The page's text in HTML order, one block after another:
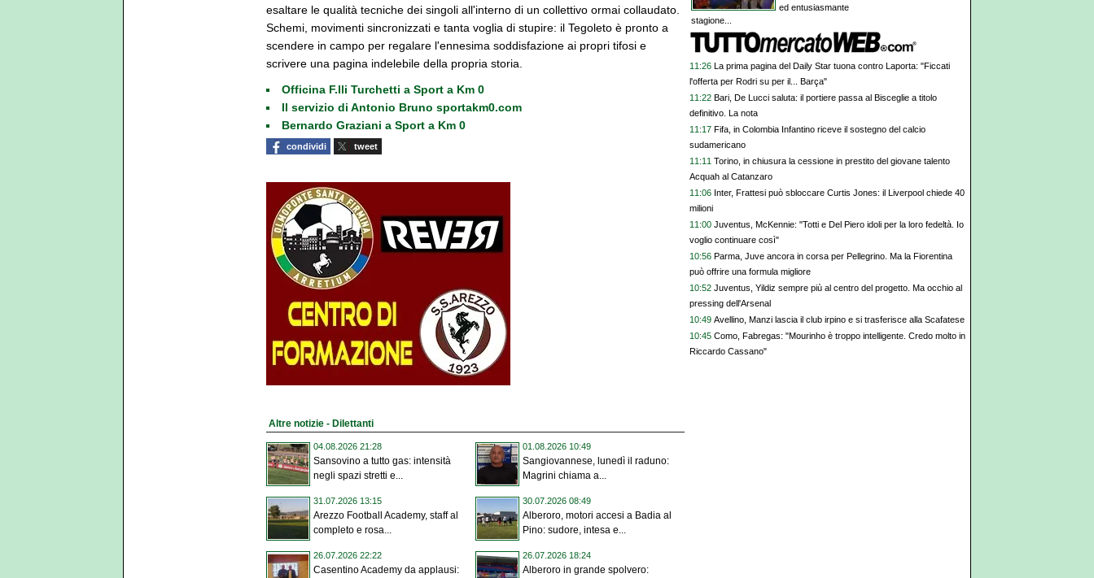
esaltare le qualità tecniche dei singoli all'interno di un collettivo ormai collaudato.
Schemi, movimenti sincronizzati e tanta voglia di stupire: il Tegoleto è pronto a
scendere in campo per regalare l'ennesima soddisfazione ai propri tifosi e
scrivere una pagina indelebile della propria storia.
Officina F.lli Turchetti a Sport a Km 0
Il servizio di Antonio Bruno sportakm0.com
Bernardo Graziani a Sport a Km 0
condividi tweet
Altre notizie - Dilettanti
04.08.2026 21:28
Sansovino a tutto gas: intensità
negli spazi stretti e...
01.08.2026 10:49
Sangiovannese, lunedì il raduno:
Magrini chiama a...
31.07.2026 13:15
Arezzo Football Academy, staff al
completo e rosa...
30.07.2026 08:49
Alberoro, motori accesi a Badia al
Pino: sudore, intesa e...
26.07.2026 22:22
Casentino Academy da applausi:
26.07.2026 18:24
Alberoro in grande spolvero:
ed entusiasmante
stagione...
11:26 La prima pagina del Daily Star tuona contro Laporta: "Ficcati
l'offerta per Rodri su per il... Barça"
11:22 Bari, De Lucci saluta: il portiere passa al Bisceglie a titolo
definitivo. La nota
11:17 Fifa, in Colombia Infantino riceve il sostegno del calcio
sudamericano
11:11 Torino, in chiusura la cessione in prestito del giovane talento
Acquah al Catanzaro
11:06 Inter, Frattesi può sbloccare Curtis Jones: il Liverpool chiede 40
milioni
11:00 Juventus, McKennie: "Totti e Del Piero idoli per la loro fedeltà. Io
voglio continuare così"
10:56 Parma, Juve ancora in corsa per Pellegrino. Ma la Fiorentina
può offrire una formula migliore
10:52 Juventus, Yildiz sempre più al centro del progetto. Ma occhio al
pressing dell'Arsenal
10:49 Avellino, Manzi lascia il club irpino e si trasferisce alla Scafatese
10:45 Como, Fabregas: "Mourinho è troppo intelligente. Credo molto in
Riccardo Cassano"